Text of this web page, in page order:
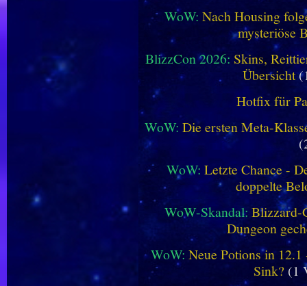
WoW: Nach Housing
mysteriöse
BlizzCon 2026: Skins,
Übersicht
Hotfix für
WoW: Die ersten Meta-
WoW: Letzte Chance -
doppelte
WoW-Skandal: Blizzard-
Dungeon
WoW:Neue Potions in
Sink? (1